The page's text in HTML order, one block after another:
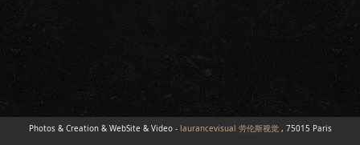
Photos & Creation & WebSite & Video - laurancevisual 劳伦斯视觉, 75015 Paris